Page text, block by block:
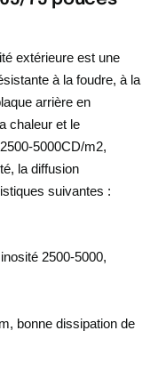
extérieure est une
à la foudre, à la
arrière en
chaleur et le
5000CD/m2,
la diffusion
suivantes :
2500-5000,
bonne dissipation de